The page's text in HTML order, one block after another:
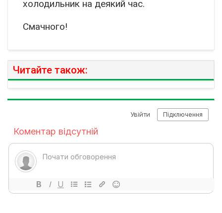
холодильник на деякий час.
Смачного!
Читайте також: